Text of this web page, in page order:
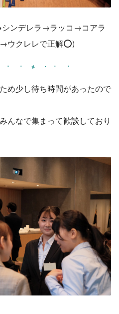
ンデレラ→ラッコ→コアラ
クレレで正解⭕)
め少し待ち時間があったので
んなで集まって歓談しており